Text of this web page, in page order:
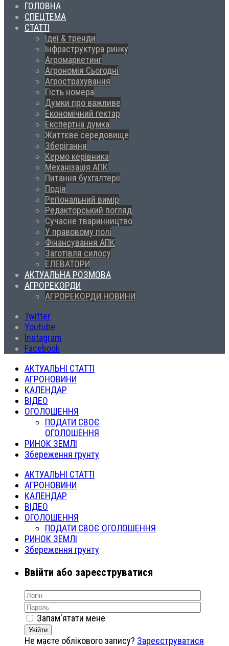
ГОЛОВНА
СПЕЦТЕМА
СТАТТІ
Ідеї & тренди
Інфраструктура ринку
Агромаркетинг
Агрономія Сьогодні
Агрострахування
Гість номера
Думки про важливе
Економічний гектар
Експертна думка
Життєве середовище
Зберігання
Кермо керівника
Механізація АПК
Питання бухгалтерії
Подія
Регіональний вимір
Редакторський погляд
Сучасне тваринництво
У правовому полі
Фінансування АПК
Заготівля силосу
ЕЛЕВАТОРИ
АКТУАЛЬНА РОЗМОВА
АГРОРЕКОРДИ
АГРОРЕКОРДИ НОВИНИ
Twitter
Youtube
Instagram
Facebook
АКТУАЛЬНІ СТАТТІ
АГРОНОВИНИ
КАЛЕНДАР
ВІДЕО
ОГОЛОШЕННЯ
ПОДАТИ СВОЄ
ОГОЛОШЕННЯ
РИНОК ЗЕМЛІ
Збереження грунту
АКТУАЛЬНІ СТАТТІ
АГРОНОВИНИ
КАЛЕНДАР
ВІДЕО
ОГОЛОШЕННЯ
ПОДАТИ СВОЄ ОГОЛОШЕННЯ
РИНОК ЗЕМЛІ
Збереження грунту
Ввійти або зареєструватися
Запам'ятати мене
Увійти
Не маєте облікового запису? Зареєструватися